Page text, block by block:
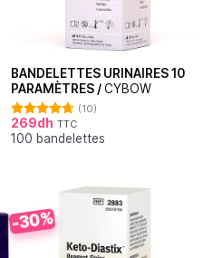
BANDELETTES URINAIRES 10
PARAMÈTRES /CYBOW
Note4.70
sur 5
(10)
269dh TTC
100 bandelettes
-30%